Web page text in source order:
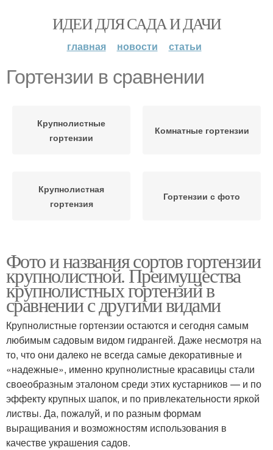
ИДЕИ ДЛЯ САДА И ДАЧИ
главная новости статьи
Гортензии в сравнении
Крупнолистные
гортензии
Комнатные гортензии
Крупнолистная
гортензия
Гортензии с фото
Фото и названия сортов гортензии
крупнолистной. Преимущества
крупнолистных гортензий в
сравнении с другими видами
Крупнолистные гортензии остаются и сегодня самым
любимым садовым видом гидрангей. Даже несмотря на
то, что они далеко не всегда самые декоративные и
«надежные», именно крупнолистные красавицы стали
своеобразным эталоном среди этих кустарников — и по
эффекту крупных шапок, и по привлекательности яркой
листвы. Да, пожалуй, и по разным формам
выращивания и возможностям использования в
качестве украшения садов.